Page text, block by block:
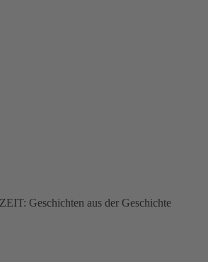
Geschichten aus der Geschichte